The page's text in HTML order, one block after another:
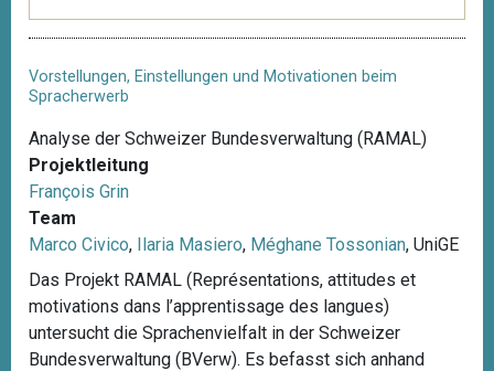
Vorstellungen, Einstellungen und Motivationen beim
Spracherwerb
Analyse der Schweizer Bundesverwaltung (RAMAL)
Projektleitung
François Grin
Team
Marco Civico, Ilaria Masiero, Méghane Tossonian, UniGE
Das Projekt RAMAL (Représentations, attitudes et
motivations dans l’apprentissage des langues)
untersucht die Sprachenvielfalt in der Schweizer
Bundesverwaltung (BVerw). Es befasst sich anhand